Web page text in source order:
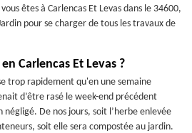
êtes à Carlencas Et Levas dans le 34600,
pour se charger de tous les travaux de
Carlencas Et Levas ?
trop rapidement qu'en une semaine
d’être rasé le week-end précédent
négligé. De nos jours, soit l’herbe enlevée
soit elle sera compostée au jardin.